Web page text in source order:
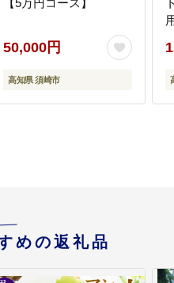
【5万円コース】
50,000円
高知県 須崎市
めの返礼品